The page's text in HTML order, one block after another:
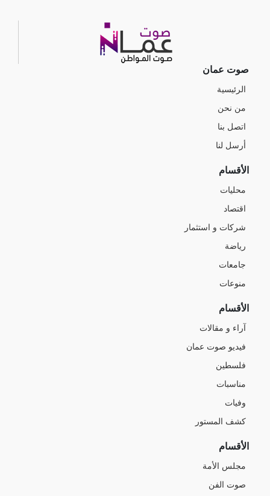
صوت عمان
الرئيسية
من نحن
اتصل بنا
أرسل لنا
الأقسام
محليات
اقتصاد
شركات و استثمار
رياضة
جامعات
منوعات
الأقسام
آراء و مقالات
فيديو صوت عمان
فلسطين
مناسبات
وفيات
كشف المستور
الأقسام
مجلس الأمة
صوت الفن